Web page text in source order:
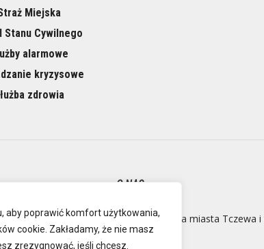
aby poprawić komfort użytkowania,
cookie. Zakładamy, że nie masz
zrezygnować, jeśli chcesz.
Miejska
Stanu Cywilnego
alarmowe
kryzysowe
zdrowia
O NAS
Oficjalna strona miasta Tczewa